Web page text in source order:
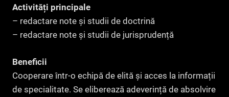
Activități principale
– redactare note și studii de doctrină
– redactare note și studii de jurisprudență
Beneficii
Cooperare într-o echipă de elită și acces la informații
de specialitate. Se eliberează adeverință de absolvire